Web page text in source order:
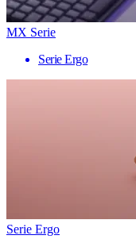
MX Serie
Serie Ergo
Serie Ergo